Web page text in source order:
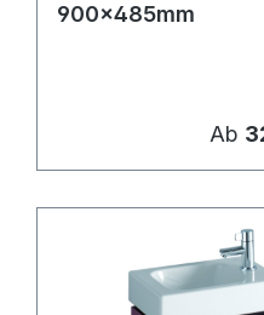
900x485mm
Ab